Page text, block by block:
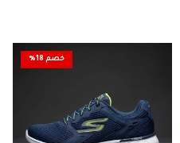
خصم 18%